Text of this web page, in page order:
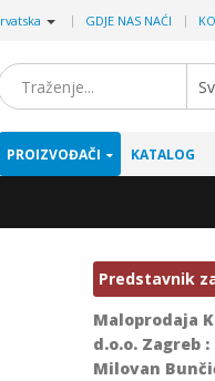
| GDJE NAS NAĆI
PROIZVOĐAČI KATALOG
Predstavnik
Maloprodaja
d.o.o. Zagreb :
Milovan